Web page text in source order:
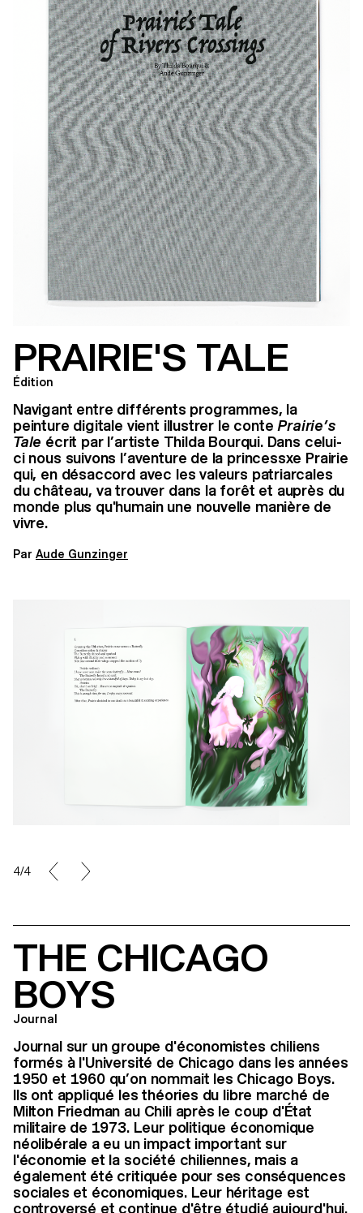
PRAIRIE'S TALE
Édition
Navigant entre différents programmes, la
peinture digitale vient illustrer le conte Prairie’s
Tale écrit par l’artiste Thilda Bourqui. Dans celui-
ci nous suivons l’aventure de la princessxe Prairie
qui, en désaccord avec les valeurs patriarcales
du château, va trouver dans la forêt et auprès du
monde plus qu'humain une nouvelle manière de
vivre.
Par Aude Gunzinger
4/4
THE CHICAGO
BOYS
Journal
Journal sur un groupe d'économistes chiliens
formés à l'Université de Chicago dans les années
1950 et 1960 qu’on nommait les Chicago Boys.
Ils ont appliqué les théories du libre marché de
Milton Friedman au Chili après le coup d'État
militaire de 1973. Leur politique économique
néolibérale a eu un impact important sur
l'économie et la société chiliennes, mais a
également été critiquée pour ses conséquences
sociales et économiques. Leur héritage est
controversé et continue d'être étudié aujourd'hui.